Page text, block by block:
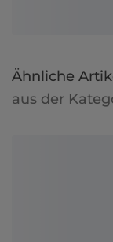
Ähnliche
aus der